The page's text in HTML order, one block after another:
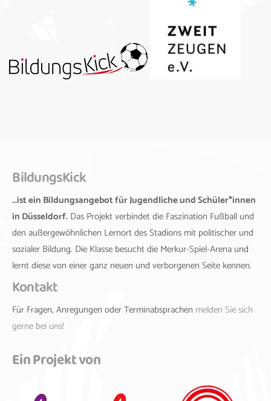
BildungsKick
…ist ein Bildungsangebot für Jugendliche und Schüler*innen
in Düsseldorf. Das Projekt verbindet die Faszination Fußball und
den außergewöhnlichen Lernort des Stadions mit politischer und
sozialer Bildung. Die Klasse besucht die Merkur-Spiel-Arena und
lernt diese von einer ganz neuen und verborgenen Seite kennen.
Kontakt
Für Fragen, Anregungen oder Terminabsprachen melden Sie sich
gerne bei uns!
Ein Projekt von